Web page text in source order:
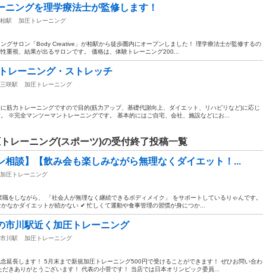
ニングを理学療法士が監修します！
柏駅
加圧トレーニング
グサロン「Body Creative」が柏駅から徒歩圏内にオープンしました！ 理学療法士が監修するの
重視、結果が出るサロンです。 価格は、体験トレーニング200...
レーニング・ストレッチ
三咲駅
加圧トレーニング
筋力トレーニングですので目的(筋力アップ、基礎代謝向上、ダイエット、リハビリなど)に応じ
※完全マンツーマントレーニングです。 基本的にはご自宅、会社、施設などにお...
レーニング(スポーツ)の受付終了投稿一覧
相談】【飲み会も楽しみながら無理なくダイエット！...
加圧トレーニング
をしながら、 「社会人が無理なく継続できるボディメイク」 をサポートしているりゃんです。
なかダイエットが続かない ✔ 忙しくて運動や食事管理の習慣が身につか...
市川駅近く加圧トレーニング
市川駅
加圧トレーニング
延長します！ 5月末まで新規加圧トレーニング500円で受けることができます！ ぜひお問い合わ
きありがとうございます！ 代表の小菅です！ 当店では日本オリンピック委員...